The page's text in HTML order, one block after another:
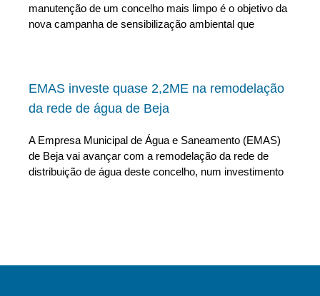
manutenção de um concelho mais limpo é o objetivo da
nova campanha de sensibilização ambiental que
EMAS investe quase 2,2ME na remodelação
da rede de água de Beja
A Empresa Municipal de Água e Saneamento (EMAS)
de Beja vai avançar com a remodelação da rede de
distribuição de água deste concelho, num investimento